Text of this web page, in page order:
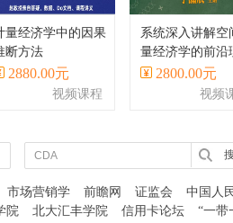
量经济学中的因果
断方法
2880.00元
视频课程
系统深入讲解空
量经济学的前沿
与方法、主流软
应用案例等
2800.00元
视频
市场营销学 前瞻网 证监会 中国人
院 北大汇丰学院 信用卡论坛 “一带